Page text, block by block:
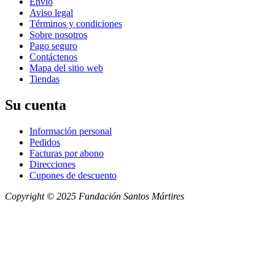
Aviso legal
Términos y condiciones
Sobre nosotros
Pago seguro
Contáctenos
Mapa del sitio web
Tiendas
Su cuenta
Información personal
Pedidos
Facturas por abono
Direcciones
Cupones de descuento
Copyright © 2025 Fundación Santos Mártires